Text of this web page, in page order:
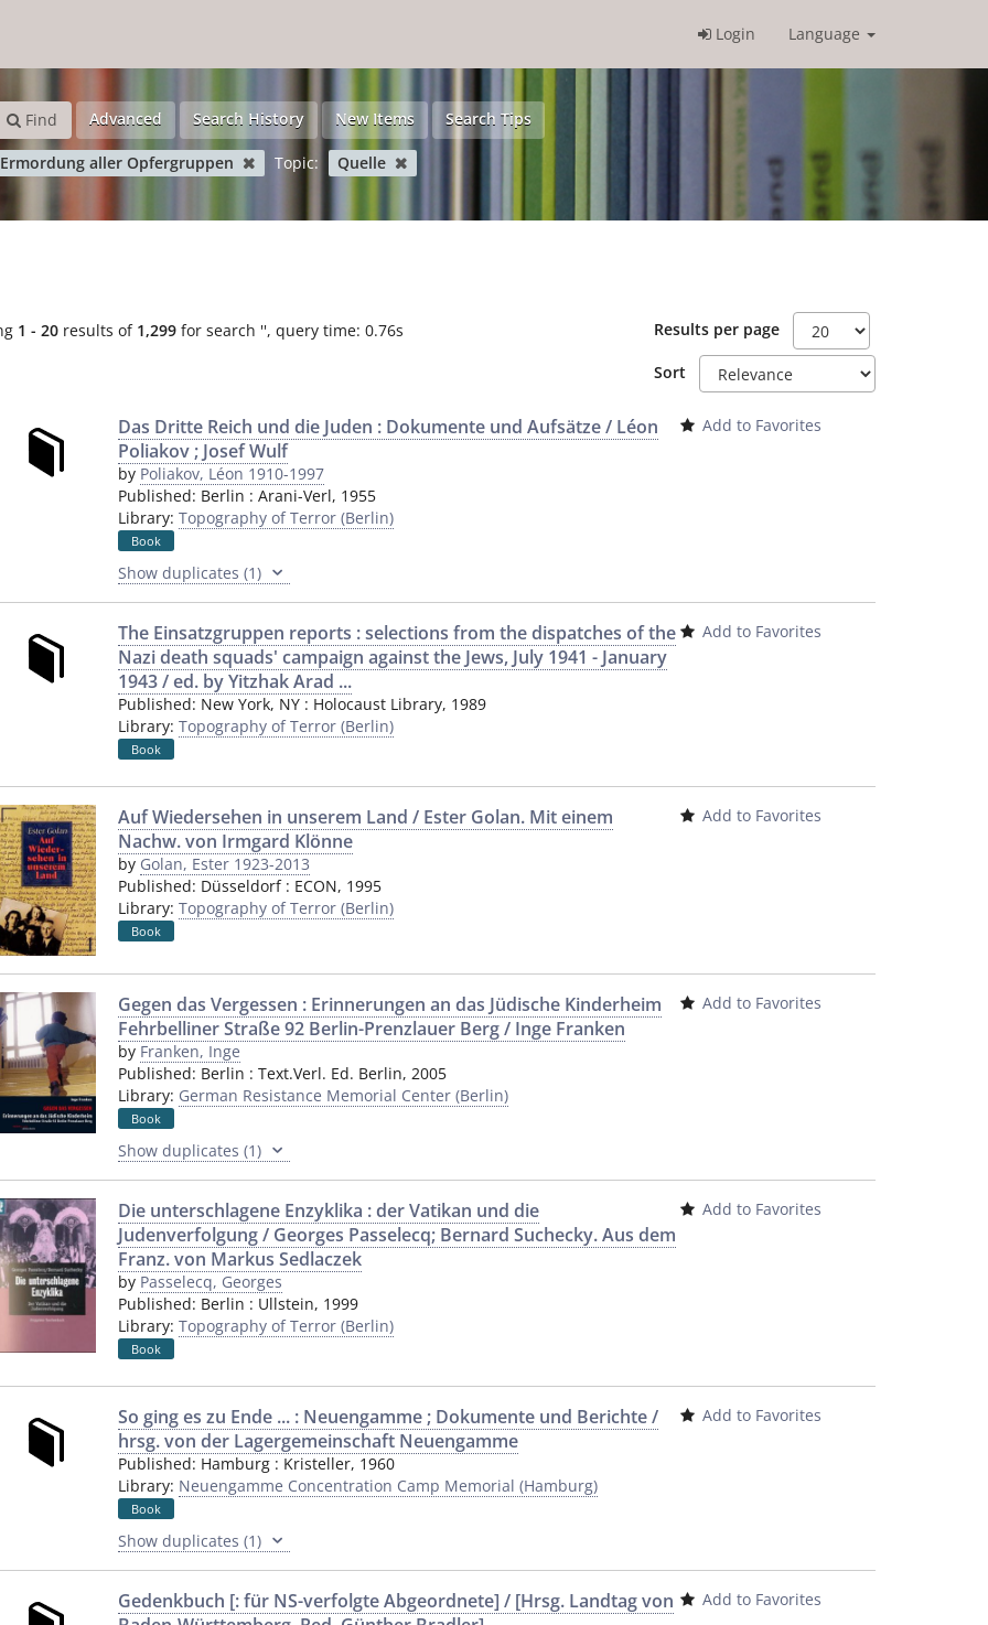
Login Language
Find Advanced Search History New Items Search Tips
aller Opfergruppen Topic: Quelle
1 - 20 results of 1,299 for search '', query time: 0.76s Results per page
Sort
Das Dritte Reich und die Juden : Dokumente und Aufsätze / Léon
Poliakov ; Josef Wulf
by Poliakov, Léon 1910-1997
Published: Berlin : Arani-Verl, 1955
Library: Topography of Terror (Berlin)
Book
Show duplicates (1)
Add to Favorites
The Einsatzgruppen reports : selections from the dispatches of the
Nazi death squads' campaign against the Jews, July 1941 - January
1943 / ed. by Yitzhak Arad ...
Published: New York, NY : Holocaust Library, 1989
Library: Topography of Terror (Berlin)
Book
Add to Favorites
Auf Wiedersehen in unserem Land / Ester Golan. Mit einem
Nachw. von Irmgard Klönne
by Golan, Ester 1923-2013
Published: Düsseldorf: ECON, 1995
Library: Topography of Terror (Berlin)
Book
Add to Favorites
Gegen das Vergessen : Erinnerungen an das Jüdische Kinderheim
Fehrbelliner Straße 92 Berlin-Prenzlauer Berg / Inge Franken
by Franken, Inge
Published: Berlin : Text.Verl. Ed. Berlin, 2005
Library: German Resistance Memorial Center (Berlin)
Book
Show duplicates (1)
Add to Favorites
Die unterschlagene Enzyklika : der Vatikan und die
Judenverfolgung / Georges Passelecq; Bernard Suchecky. Aus dem
Franz. von Markus Sedlaczek
by Passelecq, Georges
Published: Berlin : Ullstein, 1999
Library: Topography of Terror (Berlin)
Book
Add to Favorites
So ging es zu Ende ... : Neuengamme ; Dokumente und Berichte /
hrsg. von der Lagergemeinschaft Neuengamme
Published: Hamburg : Kristeller, 1960
Library: Neuengamme Concentration Camp Memorial (Hamburg)
Book
Show duplicates (1)
Add to Favorites
Gedenkbuch [: für NS-verfolgte Abgeordnete] / [Hrsg. Landtag von
Add to Favorites